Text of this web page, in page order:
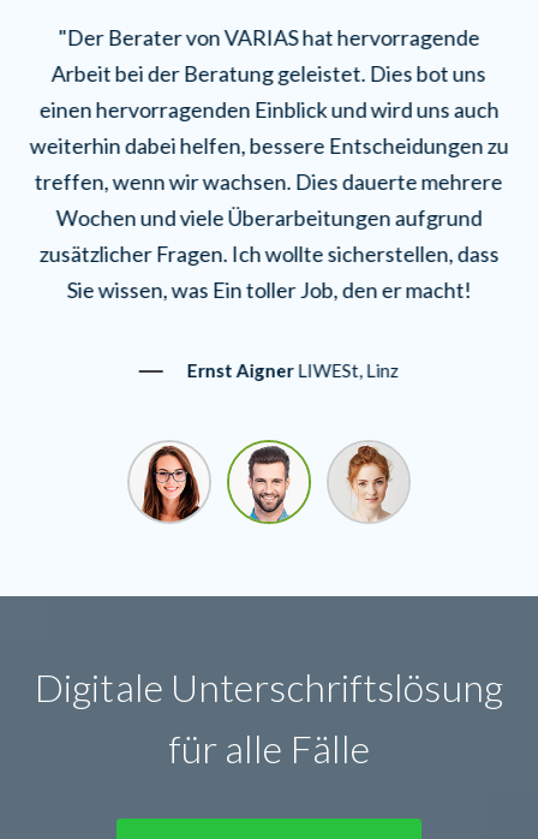
"Der Berater von VARIAS hat hervorragende
Arbeit bei der Beratung geleistet. Dies bot uns
einen hervorragenden Einblick und wird uns auch
weiterhin dabei helfen, bessere Entscheidungen zu
treffen, wenn wir wachsen. Dies dauerte mehrere
Wochen und viele Überarbeitungen aufgrund
zusätzlicher Fragen. Ich wollte sicherstellen, dass
Sie wissen, was Ein toller Job, den er macht!
Ernst AignerLIWESt, Linz
Digitale Unterschriftslösung
für alle Fälle